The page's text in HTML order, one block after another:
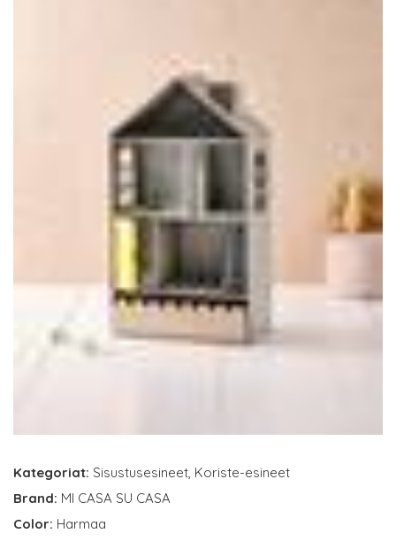
Kategoriat: Sisustusesineet, Koriste-esineet
Brand: MI CASA SU CASA
Color: Harmaa